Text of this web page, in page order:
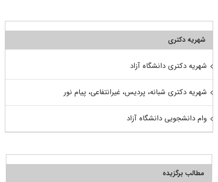
شهریه دکتری
شهریه دکتری دانشگاه آزاد
شهریه دکتری شبانه، پردیس، غیرانتفاعی، پیام نور
وام دانشجویی دانشگاه آزاد
مطالب برگزیده